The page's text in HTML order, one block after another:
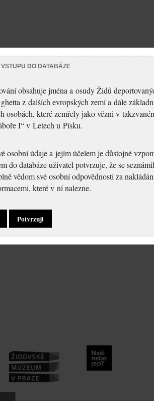
DO DATABÁZE
obsahuje jména a osudy Židů
z dalších evropských zemí a dále
osobách, které zemřely jako vězni v
I“ v Letech u Písku.
osobní údaje a jejím účelem je důstojné
do databáze uživatel potvrzuje, že se seznámil
vědom své osobní odpovědnosti za
které v ní nalezne.
Potvrzuji